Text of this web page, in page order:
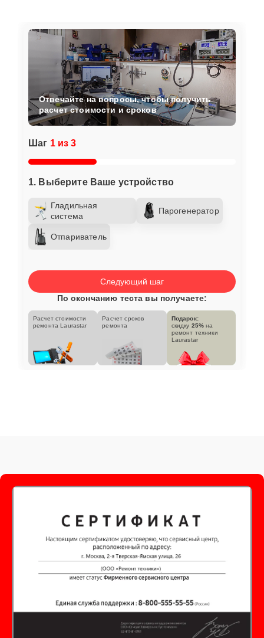
Шаг 1 из 3
1. Выберите Ваше устройство
Гладильная
система
Парогенератор
Отпариватель
Отвечайте на вопросы, чтобы получить
расчет стоимости и сроков
Следующий шаг
По окончанию теста вы получаете:
Расчет стоимости
ремонта Laurastar
Расчет сроков
ремонта
Подарок:
скидку 25% на
ремонт техники
Laurastar